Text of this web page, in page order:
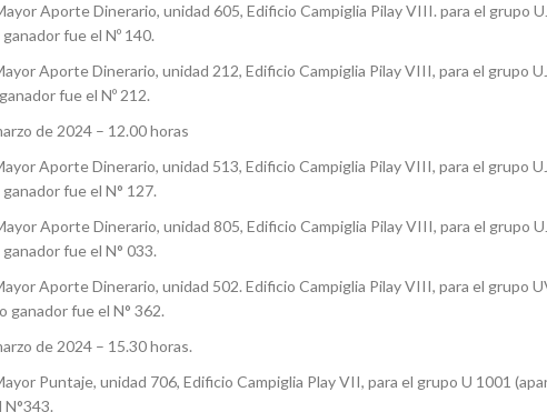
Aporte Dinerario, unidad 605, Edificio Campiglia Pilay VIII. para el grupo
fue el Nº 140.
Aporte Dinerario, unidad 212, Edificio Campiglia Pilay VIII, para el grupo
fue el Nº 212.
de 2024 – 12.00 horas
Aporte Dinerario, unidad 513, Edificio Campiglia Pilay VIII, para el grupo
fue el N° 127.
Aporte Dinerario, unidad 805, Edificio Campiglia Pilay VIII, para el grupo
fue el N° 033.
Aporte Dinerario, unidad 502. Edificio Campiglia Pilay VIII, para el grupo
fue el N° 362.
de 2024 – 15.30 horas.
Puntaje, unidad 706, Edificio Campiglia Play VII, para el grupo U 1001